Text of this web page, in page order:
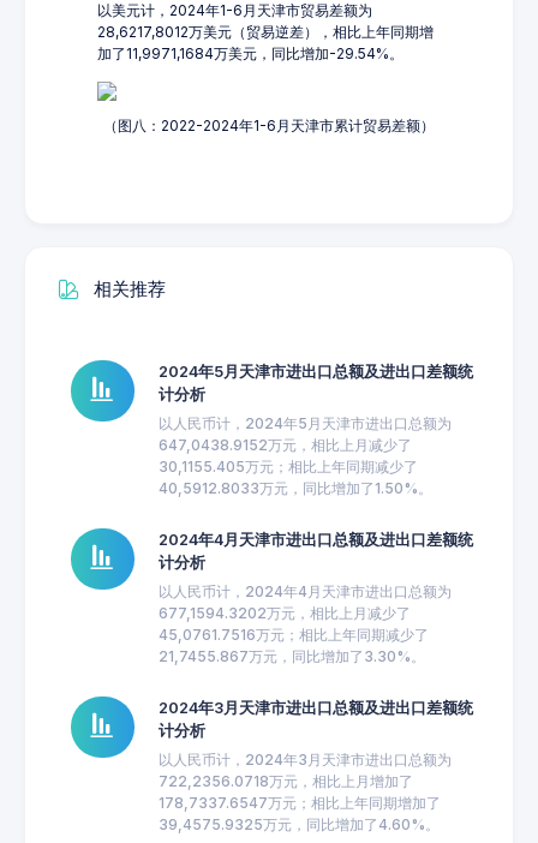
以美元计，2024年1-6月天津市贸易差额为
28,6217,8012万美元（贸易逆差），相比上年同期增
加了11,9971,1684万美元，同比增加-29.54%。
（图八：2022-2024年1-6月天津市累计贸易差额）
相关推荐
2024年5月天津市进出口总额及进出口差额统
计分析
以人民币计，2024年5月天津市进出口总额为
647,0438.9152万元，相比上月减少了
30,1155.405万元；相比上年同期减少了
40,5912.8033万元，同比增加了1.50%。
2024年4月天津市进出口总额及进出口差额统
计分析
以人民币计，2024年4月天津市进出口总额为
677,1594.3202万元，相比上月减少了
45,0761.7516万元；相比上年同期减少了
21,7455.867万元，同比增加了3.30%。
2024年3月天津市进出口总额及进出口差额统
计分析
以人民币计，2024年3月天津市进出口总额为
722,2356.0718万元，相比上月增加了
178,7337.6547万元；相比上年同期增加了
39,4575.9325万元，同比增加了4.60%。